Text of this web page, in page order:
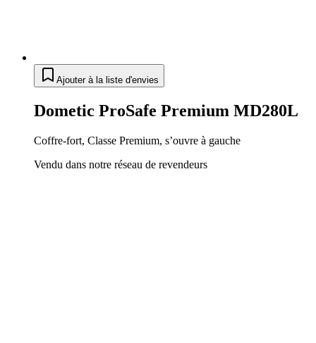
Ajouter à la liste d'envies
Dometic ProSafe Premium MD280L
Coffre-fort, Classe Premium, s’ouvre à gauche
Vendu dans notre réseau de revendeurs